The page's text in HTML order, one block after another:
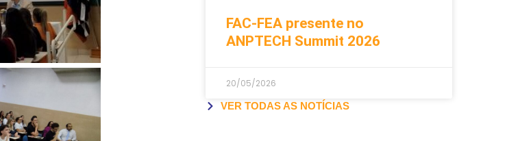
FAC-FEA presente no
ANPTECH Summit 2026
20/05/2026
VER TODAS AS NOTÍCIAS